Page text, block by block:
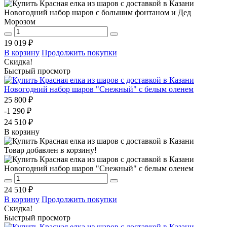
Новогодний набор шаров с большим фонтаном и Дед
Морозом
19 019 ₽
В корзину Продолжить покупки
Скидка!
Быстрый просмотр
Новогодний набор шаров "Снежный" с белым оленем
25 800 ₽
-1 290 ₽
24 510 ₽
В корзину
Товар добавлен в корзину!
Новогодний набор шаров "Снежный" с белым оленем
24 510 ₽
В корзину Продолжить покупки
Скидка!
Быстрый просмотр